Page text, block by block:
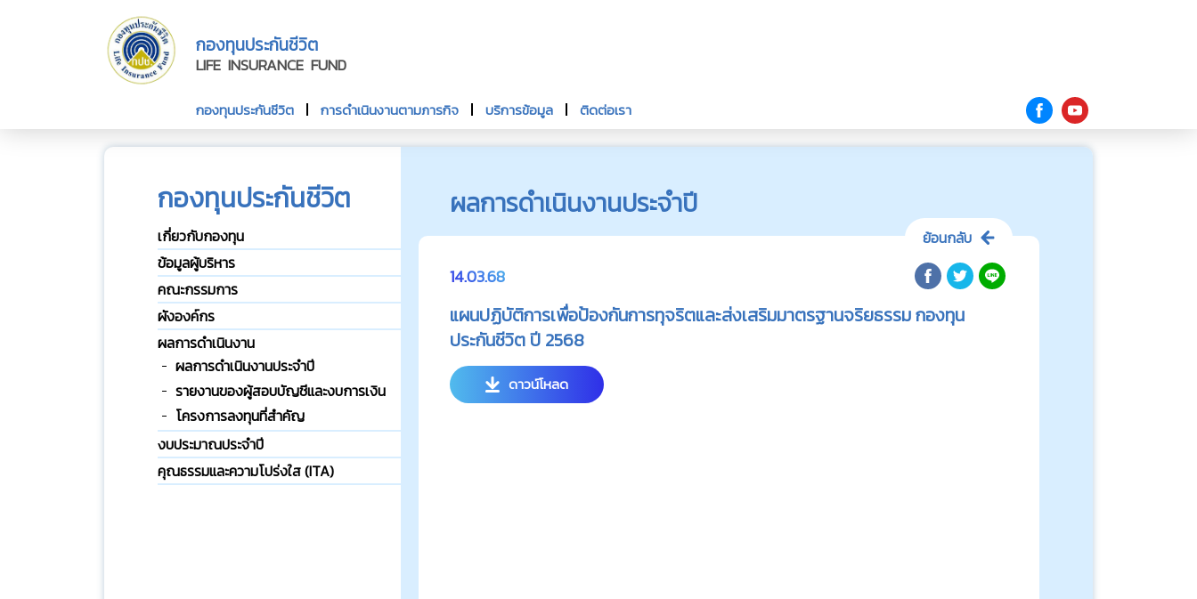
กองทุนประกันชีวิต
LIFE INSURANCE FUND
กองทุนประกันชีวิต การดำเนินงานตามภารกิจ บริการข้อมูล ติดต่อเรา
กองทุนประกันชีวิต
เกี่ยวกับกองทุน
ข้อมูลผู้บริหาร
คณะกรรมการ
ผังองค์กร
ผลการดำเนินงาน
ผลการดำเนินงานประจำปี
รายงานของผู้สอบบัญชีและงบการเงิน
โครงการลงทุนที่สำคัญ
งบประมาณประจำปี
คุณธรรมและความโปร่งใส (ITA)
ผลการดำเนินงานประจำปี
ย้อนกลับ
14.03.68
แผนปฏิบัติการเพื่อป้องกันการทุจริตและส่งเสริมมาตรฐานจริยธรรม กองทุน
ประกันชีวิต ปี 2568
ดาวน์โหลด